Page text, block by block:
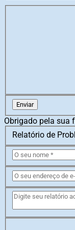
Enviar
Obrigado pela sua
Relatório de